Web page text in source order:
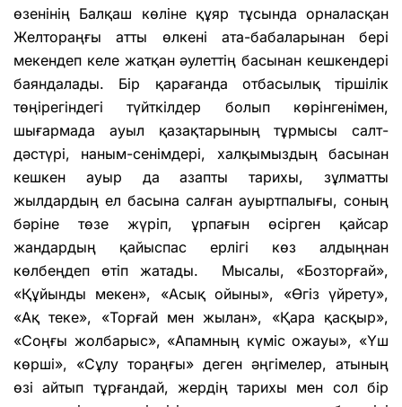
өзенінің Балқаш көліне құяр тұсында орналасқан
Желтораңғы атты өлкені ата-бабаларынан бері
мекендеп келе жатқан әулеттің басынан кешкендері
баяндалады. Бір қарағанда отбасылық тіршілік
төңірегіндегі түйткілдер болып көрінгенімен,
шығармада ауыл қазақтарының тұрмысы салт-
дәстүрі, наным-сенімдері, халқымыздың басынан
кешкен ауыр да азапты тарихы, зұлматты
жылдардың ел басына салған ауыртпалығы, соның
бәріне төзе жүріп, ұрпағын өсірген қайсар
жандардың қайыспас ерлігі көз алдыңнан
көлбеңдеп өтіп жатады. Мысалы, «Бозторғай»,
«Құйынды мекен», «Асық ойыны», «Өгіз үйрету»,
«Ақ теке», «Торғай мен жылан», «Қара қасқыр»,
«Соңғы жолбарыс», «Апамның күміс ожауы», «Үш
көрші», «Сұлу тораңғы» деген әңгімелер, атының
өзі айтып тұрғандай, жердің тарихы мен сол бір